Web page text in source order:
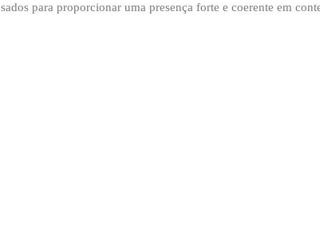
para proporcionar uma presença forte e coerente em